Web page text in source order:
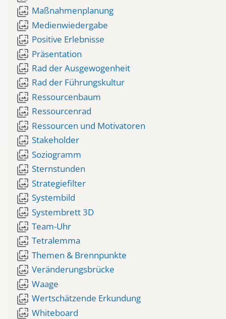
wallpaper_slideshow Maßnahmenplanung
wallpaper_slideshow Medienwiedergabe
wallpaper_slideshow Positive Erlebnisse
wallpaper_slideshow Präsentation
wallpaper_slideshow Rad der Ausgewogenheit
wallpaper_slideshow Rad der Führungskultur
wallpaper_slideshow Ressourcenbaum
wallpaper_slideshow Ressourcenrad
wallpaper_slideshow Ressourcen und Motivatoren
wallpaper_slideshow Stakeholder
wallpaper_slideshow Soziogramm
wallpaper_slideshow Sternstunden
wallpaper_slideshow Strategiefilter
wallpaper_slideshow Systembild
wallpaper_slideshow Systembrett 3D
wallpaper_slideshow Team-Uhr
wallpaper_slideshow Tetralemma
wallpaper_slideshow Themen & Brennpunkte
wallpaper_slideshow Veränderungsbrücke
wallpaper_slideshow Waage
wallpaper_slideshow Wertschätzende Erkundung
wallpaper_slideshow Whiteboard